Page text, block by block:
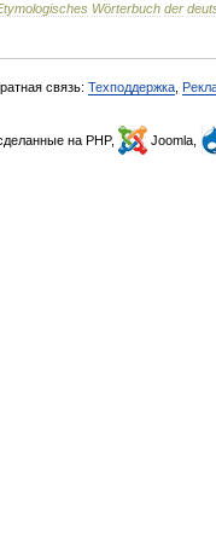
Wörterbuch der
связь: Техподдержка
сделанные на PHP, Joomla,